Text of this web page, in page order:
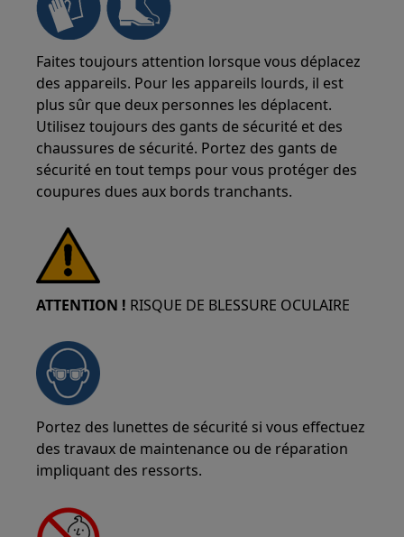
Faites toujours attention lorsque vous déplacez
des appareils. Pour les appareils lourds, il est
plus sûr que deux personnes les déplacent.
Utilisez toujours des gants de sécurité et des
chaussures de sécurité. Portez des gants de
sécurité en tout temps pour vous protéger des
coupures dues aux bords tranchants.
ATTENTION ! RISQUE DE BLESSURE OCULAIRE
Portez des lunettes de sécurité si vous effectuez
des travaux de maintenance ou de réparation
impliquant des ressorts.